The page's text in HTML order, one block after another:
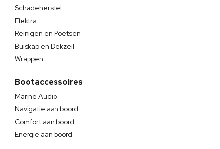
Schadeherstel
Elektra
Reinigen en Poetsen
Buiskap en Dekzeil
Wrappen
Bootaccessoires
Marine Audio
Navigatie aan boord
Comfort aan boord
Energie aan boord